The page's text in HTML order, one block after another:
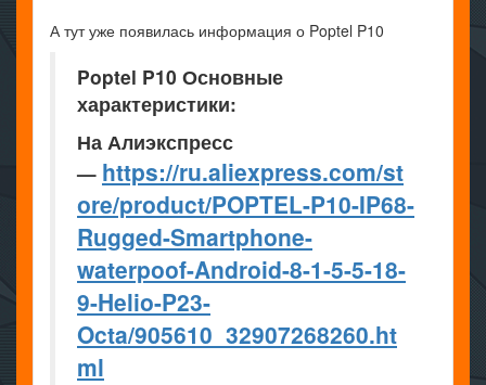
А тут уже появилась информация о Poptel P10
Poptel P10 Основные
характеристики:
На Алиэкспресс
— https://ru.aliexpress.com/st
ore/product/POPTEL-P10-IP68-
Rugged-Smartphone-
waterpoof-Android-8-1-5-5-18-
9-Helio-P23-
Octa/905610_32907268260.ht
ml